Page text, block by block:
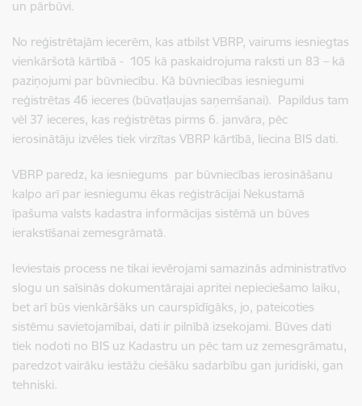
un pārbūvi.
No reģistrētajām iecerēm, kas atbilst VBRP, vairums iesniegtas
vienkāršotā kārtībā - 105 kā paskaidrojuma raksti un 83 – kā
paziņojumi par būvniecību. Kā būvniecības iesniegumi
reģistrētas 46 ieceres (būvatļaujas saņemšanai). Papildus tam
vēl 37 ieceres, kas reģistrētas pirms 6. janvāra, pēc
ierosinātāju izvēles tiek virzītas VBRP kārtībā, liecina BIS dati.
VBRP paredz, ka iesniegums par būvniecības ierosināšanu
kalpo arī par iesniegumu ēkas reģistrācijai Nekustamā
īpašuma valsts kadastra informācijas sistēmā un būves
ierakstīšanai zemesgrāmatā.
Ieviestais process ne tikai ievērojami samazinās administratīvo
slogu un saīsinās dokumentārajai apritei nepieciešamo laiku,
bet arī būs vienkāršāks un caurspīdīgāks, jo, pateicoties
sistēmu savietojamībai, dati ir pilnībā izsekojami. Būves dati
tiek nodoti no BIS uz Kadastru un pēc tam uz zemesgrāmatu,
paredzot vairāku iestāžu ciešāku sadarbību gan juridiski, gan
tehniski.